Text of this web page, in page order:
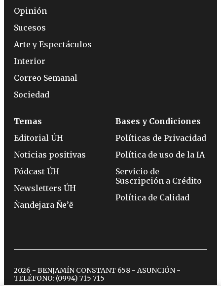
Opinión
Sucesos
Arte y Espectáculos
Interior
Correo Semanal
Sociedad
Temas
Editorial ÚH
Noticias positivas
Pódcast ÚH
Newsletters ÚH
Ñandejara Ñe’ẽ
Bases y Condiciones
Políticas de Privacidad
Política de uso de la IA
Servicio de
Suscripción a Crédito
Política de Calidad
2026 - BENJAMÍN CONSTANT 658 - ASUNCIÓN -
TELÉFONO: (0994) 715 715